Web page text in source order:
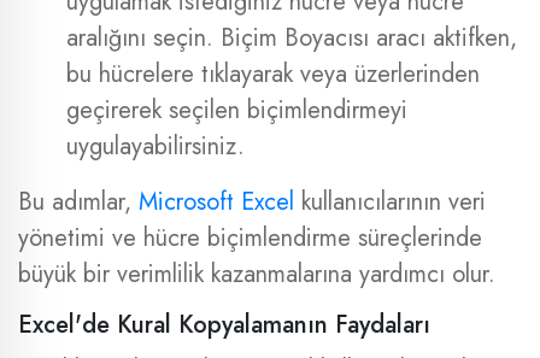
aralığını seçin. Biçim Boyacısı aracı aktifken,
bu hücrelere tıklayarak veya üzerlerinden
geçirerek seçilen biçimlendirmeyi
uygulayabilirsiniz.
Bu adımlar, Microsoft Excel kullanıcılarının veri
yönetimi ve hücre biçimlendirme süreçlerinde
büyük bir verimlilik kazanmalarına yardımcı olur.
Excel'de Kural Kopyalamanın Faydaları